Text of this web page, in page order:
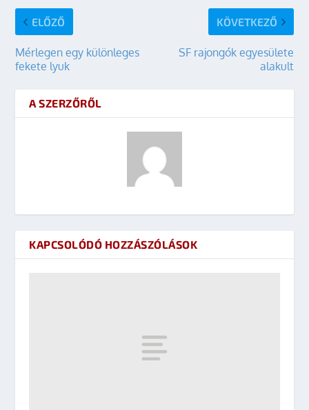
ELŐZŐ
Mérlegen egy különleges
fekete lyuk
KÖVETKEZŐ
SF rajongók egyesülete
alakult
A SZERZŐRŐL
KAPCSOLÓDÓ HOZZÁSZÓLÁSOK